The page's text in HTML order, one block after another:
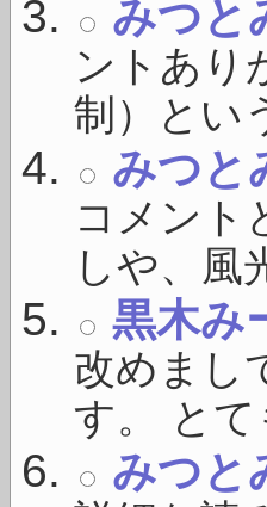
みつと
ントあり
制）とい
みつと
コメント
しや、風
黒木み
改めまし
す。 と
みつと